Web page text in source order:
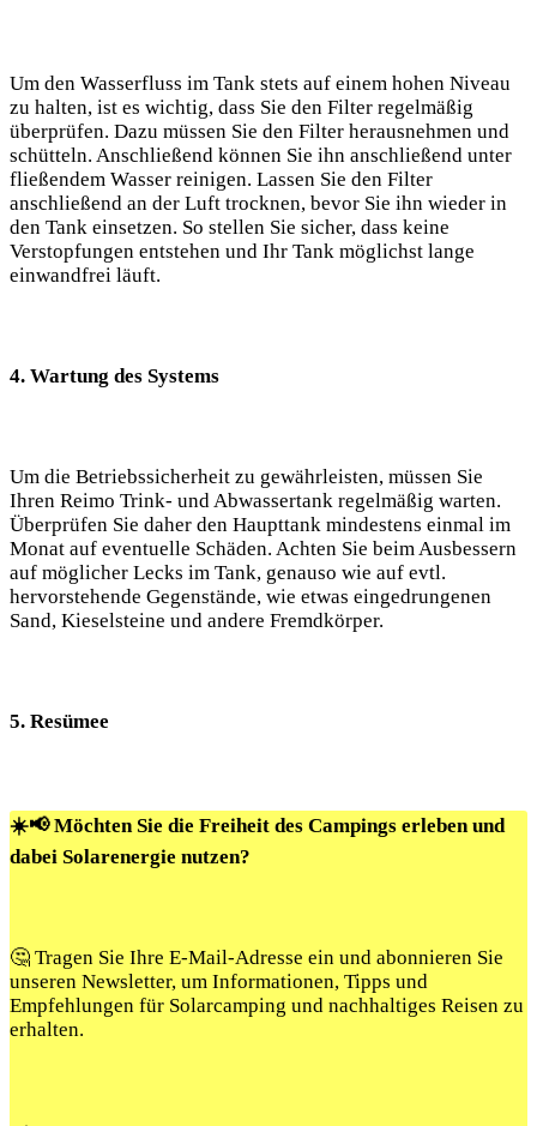
Um den Wasserfluss im Tank stets auf einem hohen Niveau
zu halten, ist es wichtig, dass Sie den Filter regelmäßig
überprüfen. Dazu müssen Sie den Filter herausnehmen und
schütteln. Anschließend können Sie ihn anschließend unter
fließendem Wasser reinigen. Lassen Sie den Filter
anschließend an der Luft trocknen, bevor Sie ihn wieder in
den Tank einsetzen. So stellen Sie sicher, dass keine
Verstopfungen entstehen und Ihr Tank möglichst lange
einwandfrei läuft.
4. Wartung des Systems
Um die Betriebssicherheit zu gewährleisten, müssen Sie
Ihren Reimo Trink- und Abwassertank regelmäßig warten.
Überprüfen Sie daher den Haupttank mindestens einmal im
Monat auf eventuelle Schäden. Achten Sie beim Ausbessern
auf möglicher Lecks im Tank, genauso wie auf evtl.
hervorstehende Gegenstände, wie etwas eingedrungenen
Sand, Kieselsteine und andere Fremdkörper.
5. Resümee
☀️📢 Möchten Sie die Freiheit des Campings erleben und
dabei Solarenergie nutzen?
🤔 Tragen Sie Ihre E-Mail-Adresse ein und abonnieren Sie
unseren Newsletter, um Informationen, Tipps und
Empfehlungen für Solarcamping und nachhaltiges Reisen zu
erhalten.